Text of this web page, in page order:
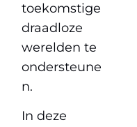
toekomstige
draadloze
werelden te
ondersteune
n.
In deze